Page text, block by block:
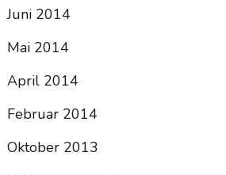
Juni 2014
Mai 2014
April 2014
Februar 2014
Oktober 2013